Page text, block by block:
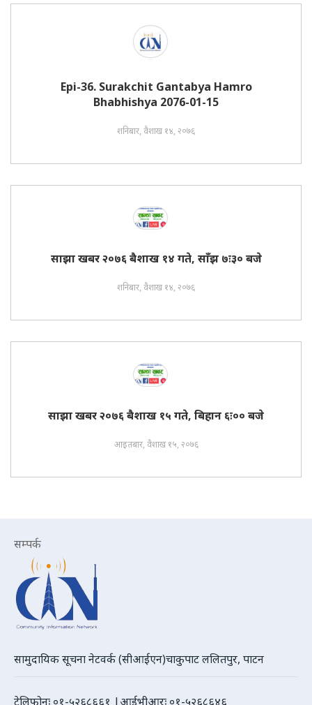
Epi-36. Surakchit Gantabya Hamro
Bhabhishya 2076-01-15
शनिबार, वैशाख १४, २०७६
साझा खबर २०७६ बैशाख १४ गते, साँझ ७ः३० बजे
शनिबार, वैशाख १४, २०७६
साझा खबर २०७६ बैशाख १५ गते, बिहान ६ः०० बजे
आइतबार, वैशाख १५, २०७६
सम्पर्क
सामुदायिक सूचना नेटवर्क (सीआईएन)चाकुपाट ललितपुर, पाटन
टेलिफोनः ०१-५२६८६६१ |आईभीआरः ०१-५२६८६४६